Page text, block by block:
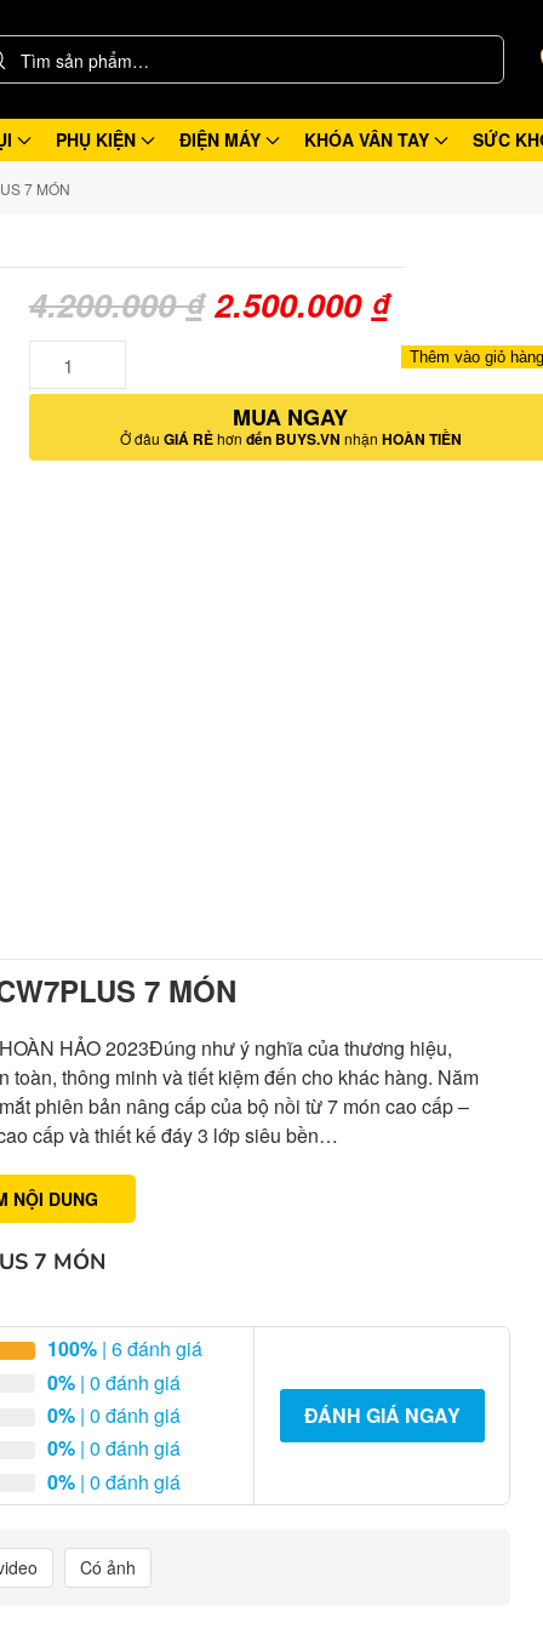
PHỤ KIỆN ĐIỆN MÁY KHÓA VÂN TAY SỨC
7 MÓN
4.200.000₫ Giá
là:
4.200.000 ₫.
2.500.000 ₫Giá
hiện
tại
là:
lượng
Thêm vào giỏ hàng
MUA NGAY
Ở đâu GIÁ RẺhơn đến BUYS.VN nhận HOÀN TIỀN
7 MÓN
HẢO 2023Đúng như ý nghĩa của thương hiệu,
thông minh và tiết kiệm đến cho khác hàng. Năm
phiên bản nâng cấp của bộ nồi từ 7 món cao cấp –
cấp và thiết kế đáy 3 lớp siêu bền…
NỘI DUNG
7 MÓN
100% | 6 đánh giá
0% | 0 đánh giá
0% | 0 đánh giá
0% | 0 đánh giá
0% | 0 đánh giá
ĐÁNH GIÁ NGAY
Có ảnh